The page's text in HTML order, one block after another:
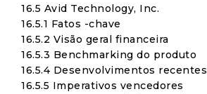
16.5 Avid Technology, Inc.
16.5.1 Fatos -chave
16.5.2 Visão geral financeira
16.5.3 Benchmarking do produto
16.5.4 Desenvolvimentos recentes
16.5.5 Imperativos vencedores